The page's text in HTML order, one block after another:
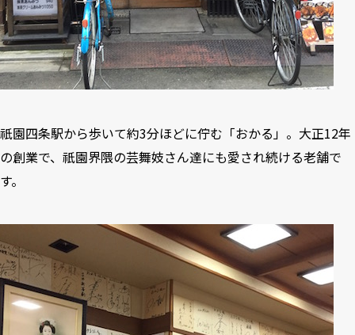
祇園四条駅から歩いて約3分ほどに佇む「おかる」。大正12年
の創業で、祇園界隈の芸舞妓さん達にも愛され続ける老舗で
す。